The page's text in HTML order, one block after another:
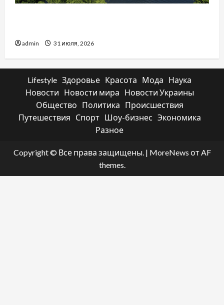
admin 31 июля, 2026
Lifestyle Здоровье Красота Мода
Наука
Новости
Новости мира
Новости Украины
Общество
Политика
Происшествия
Путешествия
Спорт Шоу-бизнес Экономика
Разное
Copyright © Все права защищены. | MoreNews от AF
themes.